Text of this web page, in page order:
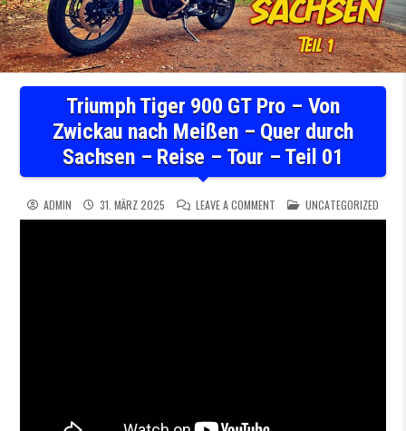
Triumph Tiger 900 GT Pro – Von
Zwickau nach Meißen – Quer durch
Sachsen – Reise – Tour – Teil 01
ADMIN 31. MÄRZ 2025 LEAVE A COMMENT ON TRIUMPH TIGER 900 GT
POSTED IN
UNCATEGORIZED